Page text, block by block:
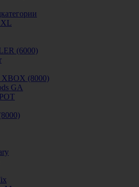
(6000)
(8000)
GA